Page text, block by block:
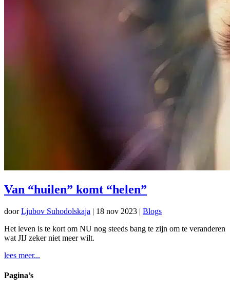
Van “huilen” komt “helen”
doorLjubov Suhodolskaja | 18 nov 2023 | Blogs
Het leven is te kort om NU nog steeds bang te zijn om te veranderen
wat JIJ zeker niet meer wilt.
lees meer...
Pagina’s